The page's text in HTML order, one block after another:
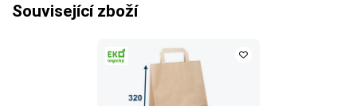
Související zboží